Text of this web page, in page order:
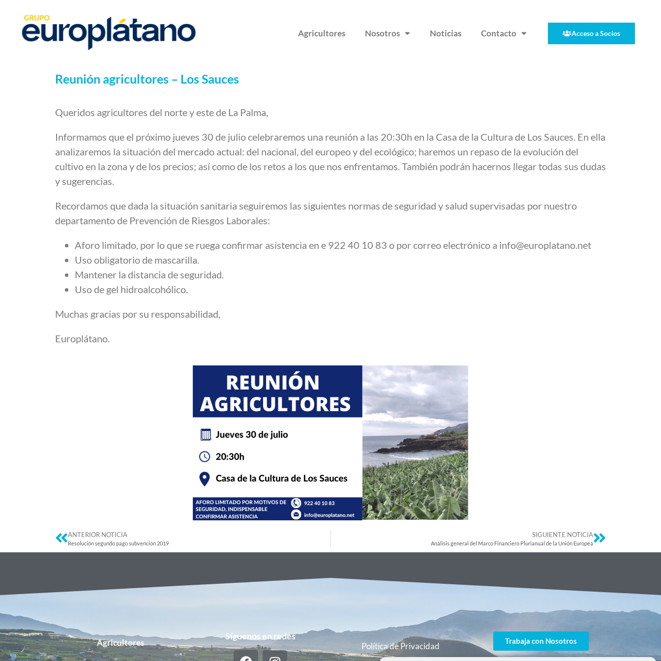
Agricultores Nosotros Noticias Contacto Acceso a Socios
Reunión agricultores – Los Sauces
Queridos agricultores del norte y este de La Palma,
Informamos que el próximo jueves 30 de julio celebraremos una reunión a las 20:30h en la Casa de la Cultura de Los Sauces. En ella
analizaremos la situación del mercado actual: del nacional, del europeo y del ecológico; haremos un repaso de la evolución del
cultivo en la zona y de los precios; así como de los retos a los que nos enfrentamos. También podrán hacernos llegar todas sus dudas
y sugerencias.
Recordamos que dada la situación sanitaria seguiremos las siguientes normas de seguridad y salud supervisadas por nuestro
departamento de Prevención de Riesgos Laborales:
Aforo limitado, por lo que se ruega confirmar asistencia en e 922 40 10 83 o por correo electrónico a info@europlatano.net
Uso obligatorio de mascarilla.
Mantener la distancia de seguridad.
Uso de gel hidroalcohólico.
Muchas gracias por su responsabilidad,
Europlátano.
ANTERIOR NOTICIA
Resolución segundo pago subvención 2019
SIGUIENTE NOTICIA
Análisis general del Marco Financiero Plurianual de la Unión Europea
Agricultores
Síguenos en redes
Política de Privacidad Trabaja con Nosotros